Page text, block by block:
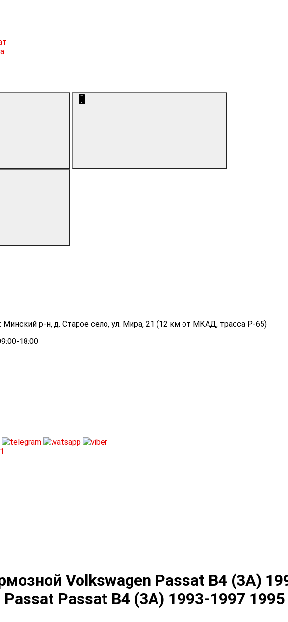
Минский р-н, д. Старое село, ул. Мира, 21 (12 км от МКАД, трасса P-65)
18:00
Volkswagen Passat B4 (3A)
Passat B4 (3A) 1993-1997